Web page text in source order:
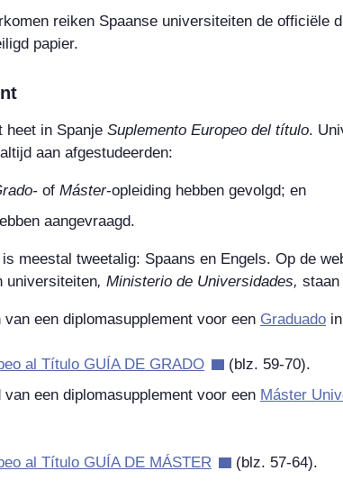
reiken Spaanse universiteiten de officiële
papier.
heet in Spanje Suplemento Europeo del título.
aan afgestudeerden:
- of Máster-opleiding hebben gevolgd; en
aangevraagd.
meestal tweetalig: Spaans en Engels. Op de
universiteiten, Ministerio de Universidades, staan
van een diplomasupplement voor een Graduado
al Título GUÍA DE GRADO
(blz. 59-70).
van een diplomasupplement voor een Máster
al Título GUÍA DE MÁSTER (blz. 57-64).